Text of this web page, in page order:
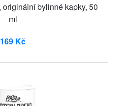
bylinné kapky, 50
ml
169 Kč